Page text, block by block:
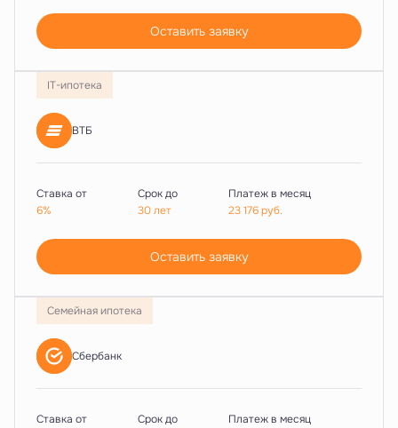
Оставить заявку
IT-ипотека
ВТБ
Ставка от
6%
Срок до
30 лет
Платеж в месяц
23 176руб.
Оставить заявку
Семейная ипотека
Сбербанк
Ставка от
Срок до
Платеж в месяц